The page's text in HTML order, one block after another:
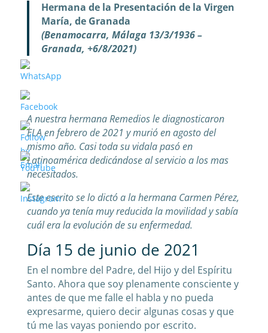
Hermana de la Presentación de la Virgen
María, de Granada
(Benamocarra, Málaga 13/3/1936 –
Granada, +6/8/2021)
A nuestra hermana Remedios le diagnosticaron
ELA en febrero de 2021 y murió en agosto del
mismo año. Casi toda su vidala pasó en
Latinoamérica dedicándose al servicio a los mas
necesitados.
Este escrito se lo dictó a la hermana Carmen Pérez,
cuando ya tenía muy reducida la movilidad y sabía
cuál era la evolución de su enfermedad.
Día 15 de junio de 2021
En el nombre del Padre, del Hijo y del Espíritu
Santo. Ahora que soy plenamente consciente y
antes de que me falle el habla y no pueda
expresarme, quiero decir algunas cosas y que
tú me las vayas poniendo por escrito.